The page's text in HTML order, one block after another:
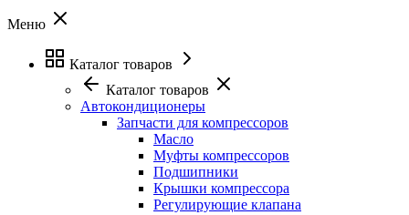
Меню
Каталог товаров
Каталог товаров
Автокондиционеры
Запчасти для компрессоров
Масло
Муфты компрессоров
Подшипники
Крышки компрессора
Регулирующие клапана